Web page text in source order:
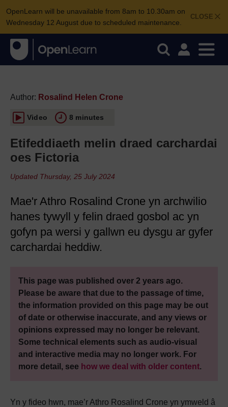
CLOSE
OpenLearn will be unavailable from 8am to 10.30am on
Wednesday 12 August due to scheduled maintenance.
Author: Rosalind Helen Crone
Video 8 minutes
Etifeddiaeth melin draed carchardai
oes Fictoria
Updated Thursday, 25 July 2024
Mae'r Athro Rosalind Crone yn archwilio
hanes tywyll y felin draed gosbol ac yn
gofyn pa wersi y gallwn eu dysgu ar gyfer
carchardai heddiw.
This page was published over 2 years ago.
Please be aware that due to the passage of time,
the information provided on this page may be out
of date or otherwise inaccurate, and any views or
opinions expressed may no longer be relevant.
Some technical elements such as audio-visual
and interactive media may no longer work. For
more detail, see how we deal with older content.
Yn y fideo hwn, mae’r Athro Rosalind Crone yn ymweld â